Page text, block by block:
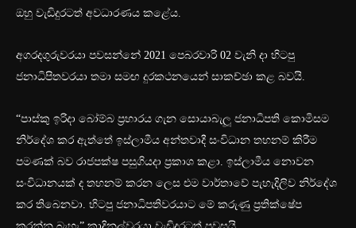
ඔහු වැඩිදුරටත් අවධාරණය කළේය.
අගරදගුරුවරයා පවසන්නේ 2021 පෙබරවාරි 02 වැනි දා හිටපු
ජනාධිපිතවරයා තමා සමඟ දුරකථනයෙන් සාකච්ඡා කළ බවයි.
“පාස්කු ඉරිදා බෝම්බ ප්‍රහාරය ගැන සොයාබැලූ ජනාධිපති කොමිසම
නිර්දේශ කර ඇත්තේ ඉස්ලාමීය අන්තවාදී සංවිධාන තහනම් කිරීම
පමණක් බව රාජපක්ෂ පසුගියදා ප්‍රකාශ කළා. ඉස්ලාමීය නොවන
සංවිධානයක් ද තහනම් කරන ලෙස එම වාර්තාවේ පැහැදිලිව නිර්දේශ
කර තිබෙනවා. හිටපු ජනාධිපතිවරයාට මේ කරුණු ප්‍රතික්ෂේප